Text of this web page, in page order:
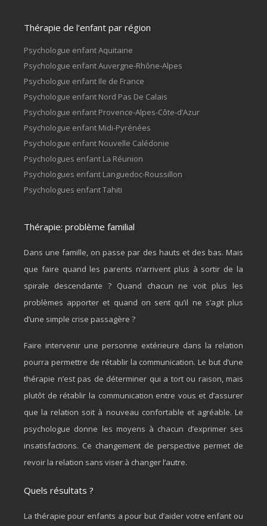
Thérapie de l’enfant par région
Psychologue enfant Aquitaine
Psychologue enfant Auvergne-Rhône-Alpes
Psychologue enfant Ile de France
Psychologue enfant Nord Pas De Calais
Psychologue enfant Provence-Alpes-Côte-d’Azur
Psychologue enfant Midi-Pyrénées
Psychologue enfant Nouvelle Calédonie
Psychologues enfant La Réunion
Psychologues enfant Languedoc-Roussillon
Psychologues enfant Tahiti
Thérapie: problème familial
Dans une famille, on passe par des hauts et des bas. Mais
que faire quand les parents n’arrivent plus à sortir de la
spirale descendante ? Quand chacun ne voit plus les
problèmes apporter et quand on sent qu’il ne s’agit plus
d’une simple crise passagère ?
Faire intervenir une personne extérieure dans la relation
pourra permettre de rétablir la communication. Le but d’une
thérapie n’est pas de déterminer qui a tort ou raison, mais
plutôt de rétablir la communication entre vous et d’assurer
que la relation soit à nouveau confortable et agréable. Le
psychologue donne les moyens à chacun d’exprimer ses
insatisfactions. Ce changement de perspective permet de
revoir la relation sans viser à changer l’autre.
Quels résultats ?
La thérapie pour enfants a pour but d’aider votre enfant ou